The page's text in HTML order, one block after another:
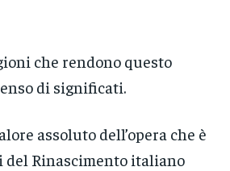
che rendono questo
di significati.
assoluto dell’opera che è
del Rinascimento italiano